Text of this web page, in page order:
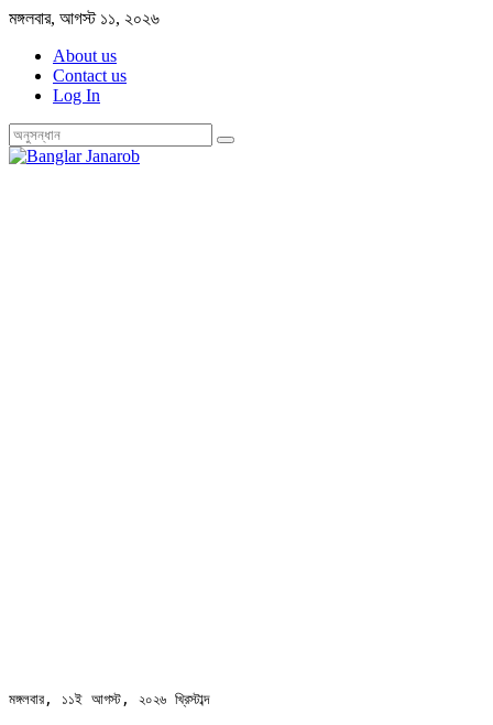
Skip
content
মঙ্গলবার, আগস্ট ১১, ২০২৬
About us
Contact us
Log In
মঙ্গলবার, ১১ই আগস্ট, ২০২৬ খ্রিস্টাব্দ